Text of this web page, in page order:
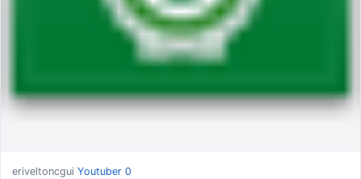
eriveltoncgui Youtuber 0